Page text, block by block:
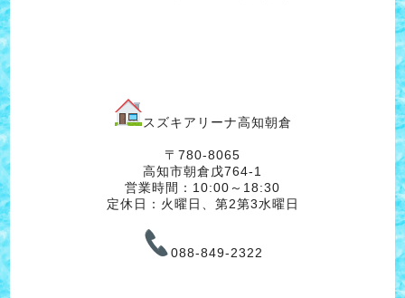
スズキアリーナ高知朝倉
〒780-8065
高知市朝倉戊764-1
営業時間：10:00～18:30
定休日：火曜日、第2第3水曜日
088-849-2322